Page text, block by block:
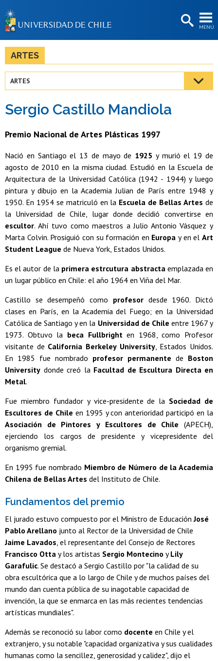
MENÚ
BIBLIOTECAS
Estudiantes
Académicas/os
Funcionarias/os
ARTES
ARTES
Sergio Castillo Mandiola
Premio Nacional de Artes Plásticas 1997
Nació en Santiago el 13 de mayo de 1925 y murió el 19 de
agosto de 2010 en la misma ciudad. Estudió en la Escuela de
Arquitectura de la Universidad Católica (1942 - 1944) y luego
pintura y dibujo en la Academia Julian de París entre 1948 y
1950. En 1954 se matriculó en la Escuela de Bellas Artes de
la Universidad de Chile, lugar donde decidió convertirse en
escultor. Ahí tuvo como maestros a Julio Antonio Vásquez y
Marta Colvin. Prosiguió con su formación en Europa y en elArt
Student League de Nueva York, Estados Unidos.
Es el autor de la primera estrcutura abstractaemplazada en
un lugar público en Chile: el año 1964 en Viña del Mar.
Castillo se desempeñó como profesordesde 1960. Dictó
clases en París, en la Academia del Fuego; en la Universidad
Católica de Santiago y en la Universidad de Chile entre 1967 y
1973. Obtuvo la beca Fullbrighten 1968, como Profesor
visitante de California Berkeley University, Estados Unidos.
En 1985 fue nombrado profesor permanente de Boston
University donde creó laFacultad de Escultura Directa en
Metal.
Fue miembro fundador y vice-presidente de la Sociedad de
Escultores de Chile en 1995 y con anterioridad participó en la
Asociación de Pintores y Escultores de Chile (APECH),
ejerciendo los cargos de presidente y vicepresidente del
organismo gremial.
En 1995 fue nombrado Miembro de Número de la Academia
Chilena de Bellas Artes del Instituto de Chile.
Fundamentos del premio
El jurado estuvo compuesto por el Ministro de EducaciónJosé
Pablo Arellano junto al Rector de la Universidad de Chile
Jaime Lavados, el representante del Consejo de Rectores
Francisco Otta y los artistas Sergio Montecino yLily
Garafulic. Se destacó a Sergio Castillo por "la calidad de su
obra escultórica que a lo largo de Chile y de muchos países del
mundo dan cuenta pública de su inagotable capacidad de
invención, la que se enmarca en las más recientes tendencias
artísticas mundiales".
Además se reconoció su labor como docente en Chile y el
extranjero, y su notable "capacidad organizativa y sus cualidades
humanas como la sencillez, generosidad y calidez", dijo el